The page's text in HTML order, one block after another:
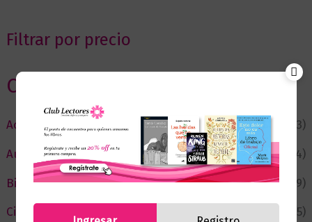
Filtrar por precio
Categorias
Actualidad
(53)
Autor del Mes
(4)
Bienestar
(229)
Ciencia y Conocimiento
(75)